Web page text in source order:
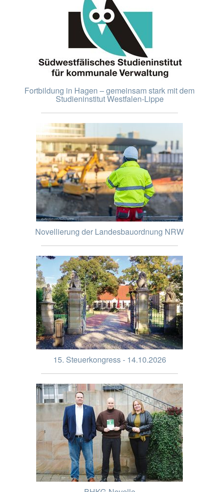
Fortbildung in Hagen – gemeinsam stark mit dem
Studieninstitut Westfalen-Lippe
Novellierung der Landesbauordnung NRW
15. Steuerkongress - 14.10.2026